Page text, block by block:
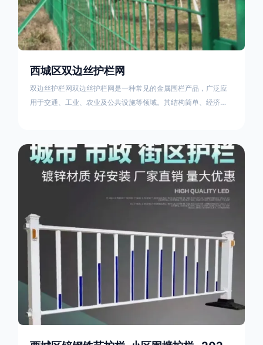
西城区双边丝护栏网
双边丝护栏网双边丝护栏网是一种常见的金属围栏产品，广泛应
用于交通、工业、农业及公共设施等领域。其结构简单、经济实
边丝护栏网由低碳钢丝（Q235材质）通过焊接或编织形成网格结
构，网片两侧各有一根加固的纵向钢丝（双边丝），用于与立柱
连接固定。其表面通常采用镀锌、喷塑或浸塑处理，以增强耐腐